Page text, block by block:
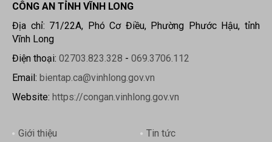
CÔNG AN TỈNH VĨNH LONG
Địa chỉ: 71/22A, Phó Cơ Điều, Phường Phước Hậu, tỉnh
Vĩnh Long
Điện thoại: 02703.823.328 - 069.3706.112
Email: bientap.ca@vinhlong.gov.vn
Website: https://congan.vinhlong.gov.vn
Giới thiệu Tin tức